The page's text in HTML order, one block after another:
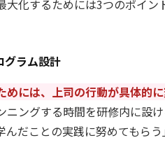
化するためには3つのポイン
グラム設計
には、上司の行動が具体的に
ニングする時間を研修内に設
だことの実践に努めてもら